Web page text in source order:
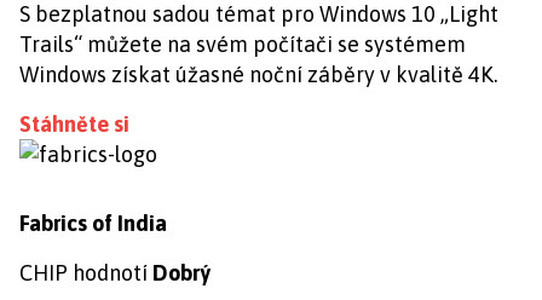
S bezplatnou sadou témat pro Windows 10 „Light
Trails“ můžete na svém počítači se systémem
Windows získat úžasné noční záběry v kvalitě 4K.
Stáhněte si
Fabrics of India
CHIP hodnotí Dobrý